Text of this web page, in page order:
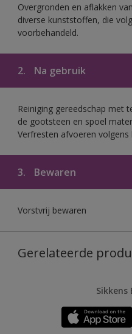
Overgronden en aflakken
diverse kunststoffen, die
voorbehandeld.
2. Na gebruik
Reiniging gereedschap met
de gootsteen en spoel
Verfresten afvoeren volgens
3. Bewaren
Vorstvrij bewaren
Gerelateerde
Sikkens